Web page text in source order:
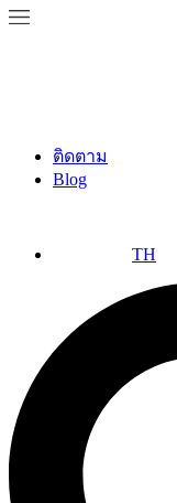
ติดตาม
Blog
TH